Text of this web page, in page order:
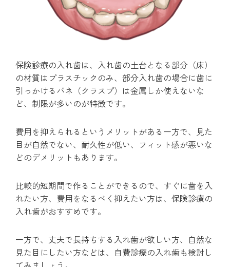
保険診療の入れ歯は、入れ歯の土台となる部分（床）
の材質はプラスチックのみ、部分入れ歯の場合に歯に
引っかけるバネ（クラスプ）は金属しか使えないな
ど、制限が多いのが特徴です。
費用を抑えられるというメリットがある一方で、見た
目が自然でない、耐久性が低い、フィット感が悪いな
どのデメリットもあります。
比較的短期間で作ることができるので、すぐに歯を入
れたい方、費用をなるべく抑えたい方は、保険診療の
入れ歯がおすすめです。
一方で、丈夫で長持ちする入れ歯が欲しい方、自然な
見た目にしたい方などは、自費診療の入れ歯も検討し